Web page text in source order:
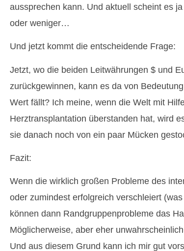
aussprechen kann. Und aktuell scheint es
oder weniger…
Und jetzt kommt die entscheidende Frage:
Jetzt, wo die beiden Leitwährungen $ und
zurückgewinnen, kann es da von
Wert fällt? Ich meine, wenn die Welt mit
Herztransplantation überstanden hat, wird
sie danach noch von ein paar Mücken
Fazit:
Wenn die wirklich großen Probleme des
oder zumindest erfolgreich verschleiert
können dann Randgruppenprobleme das
Möglicherweise, aber eher
Und aus diesem Grund kann ich mir gut